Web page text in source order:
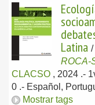
Latina /
ROCA-
CLACSO , 2024 .-
0 .- Español,
Mostrar tags